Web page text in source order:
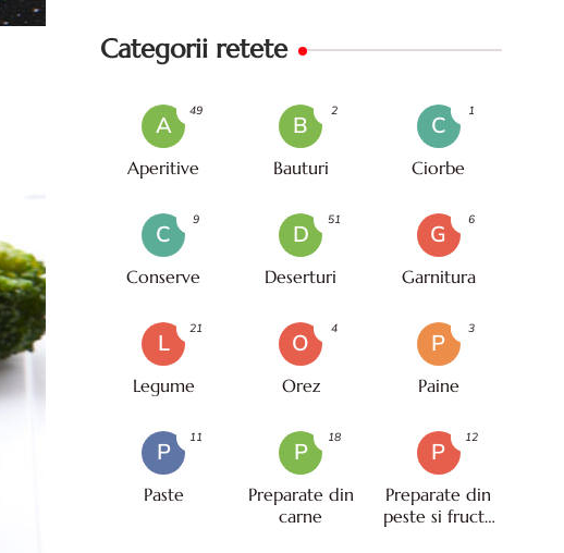
Categorii retete
A
Aperitive
49
B
Bauturi
2
C
Ciorbe
1
C
Conserve
9
D
Deserturi
51
G
Garnitura
6
L
Legume
21
O
Orez
4
P
Paine
3
P
Paste
11
P
Preparate din
carne
18
P
Preparate din
peste si fructe
12